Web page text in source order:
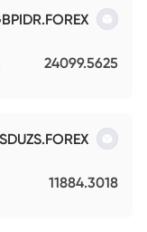
24099.5625
11884.3018